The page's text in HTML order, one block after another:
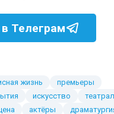
Телеграм
жизнь
премьеры
искусство
актёры